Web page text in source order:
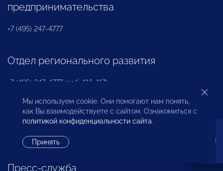
предпринимательства
+7 (495) 247-4777
Отдел регионального развития
+7 (495) 247-4777 (доб. 116, 117)
Ассоциация «НП «ОПОРА»
+7 (495) 247-4777 (доб. 124)
Пресс-служба
Мы используем cookie. Они помогают нам понять,
как Вы взаимодействуете с сайтом. Ознакомиться с
политикой конфиденциальности сайта.
Принять